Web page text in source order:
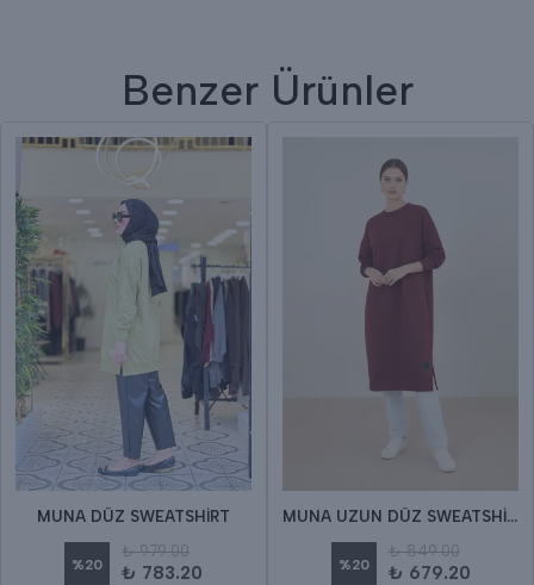
Benzer Ürünler
MUNA DÜZ SWEATSHİRT
%20
₺ 979.00
₺ 783.20
MUNA UZUN DÜZ SWEATSHİRT
%20
₺ 849.00
₺ 679.20